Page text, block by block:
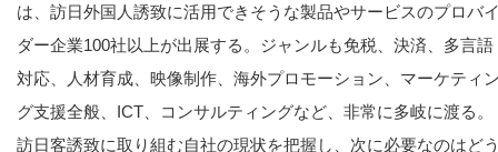
は、訪日外国人誘致に活用できそうな製品やサービスのプロバ
ダー企業100社以上が出展する。ジャンルも免税、決済、多言語
対応、人材育成、映像制作、海外プロモーション、マーケティ
グ支援全般、ICT、コンサルティングなど、非常に多岐に渡る。
訪日客誘致に取り組む自社の現状を把握し、次に必要なのはど